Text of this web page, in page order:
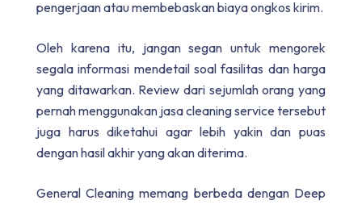
pengerjaan atau membebaskan biaya ongkos kirim.
Oleh karena itu, jangan segan untuk mengorek
segala informasi mendetail soal fasilitas dan harga
yang ditawarkan. Review dari sejumlah orang yang
pernah menggunakan jasa cleaning service tersebut
juga harus diketahui agar lebih yakin dan puas
dengan hasil akhir yang akan diterima.
General Cleaning memang berbeda dengan Deep